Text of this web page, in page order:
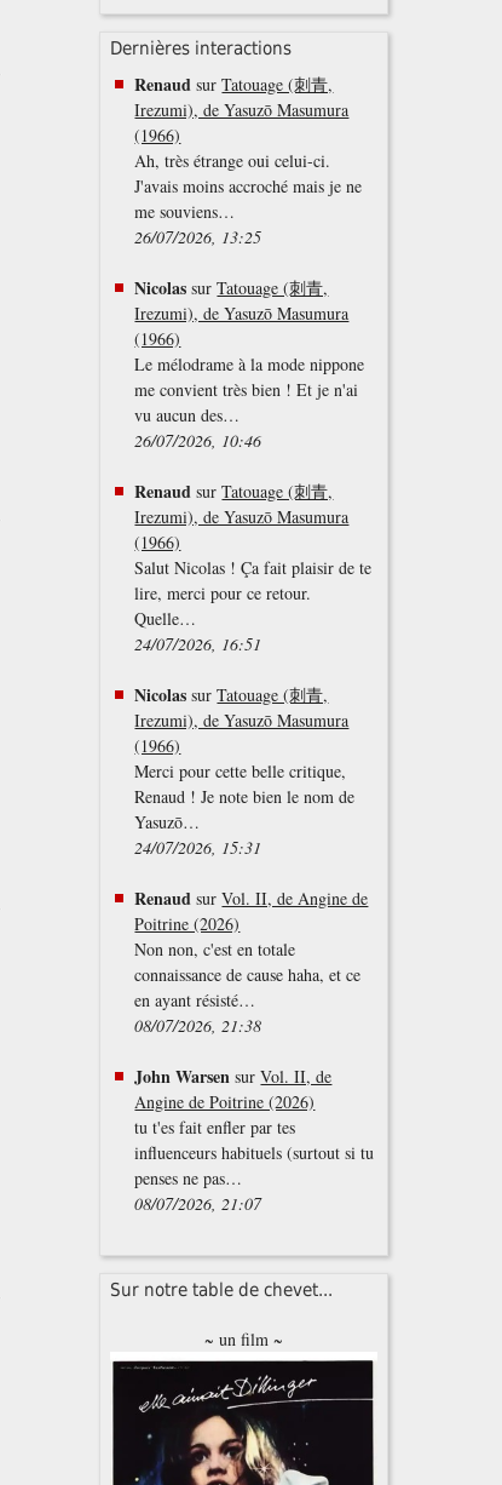
Dernières interactions
Renaud surTatouage (刺青,
Irezumi), de Yasuzō Masumura
(1966)
Ah, très étrange oui celui-ci.
J'avais moins accroché mais je ne
me souviens…
26/07/2026, 13:25
Nicolas surTatouage (刺青,
Irezumi), de Yasuzō Masumura
(1966)
Le mélodrame à la mode nippone
me convient très bien ! Et je n'ai
vu aucun des…
26/07/2026, 10:46
Renaud surTatouage (刺青,
Irezumi), de Yasuzō Masumura
(1966)
Salut Nicolas ! Ça fait plaisir de te
lire, merci pour ce retour.
Quelle…
24/07/2026, 16:51
Nicolas surTatouage (刺青,
Irezumi), de Yasuzō Masumura
(1966)
Merci pour cette belle critique,
Renaud ! Je note bien le nom de
Yasuzō…
24/07/2026, 15:31
Renaud surVol. II, de Angine de
Poitrine (2026)
Non non, c'est en totale
connaissance de cause haha, et ce
en ayant résisté…
08/07/2026, 21:38
John Warsen surVol. II, de
Angine de Poitrine (2026)
tu t'es fait enfler par tes
influenceurs habituels (surtout si tu
penses ne pas…
08/07/2026, 21:07
Sur notre table de chevet...
~ un film ~